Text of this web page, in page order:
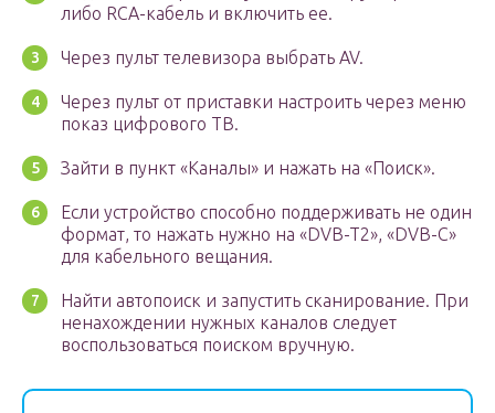
либо RCA-кабель и включить ее.
Через пульт телевизора выбрать AV.
Через пульт от приставки настроить через меню
показ цифрового ТВ.
Зайти в пункт «Каналы» и нажать на «Поиск».
Если устройство способно поддерживать не один
формат, то нажать нужно на «DVB-T2», «DVB-C»
для кабельного вещания.
Найти автопоиск и запустить сканирование. При
ненахождении нужных каналов следует
воспользоваться поиском вручную.